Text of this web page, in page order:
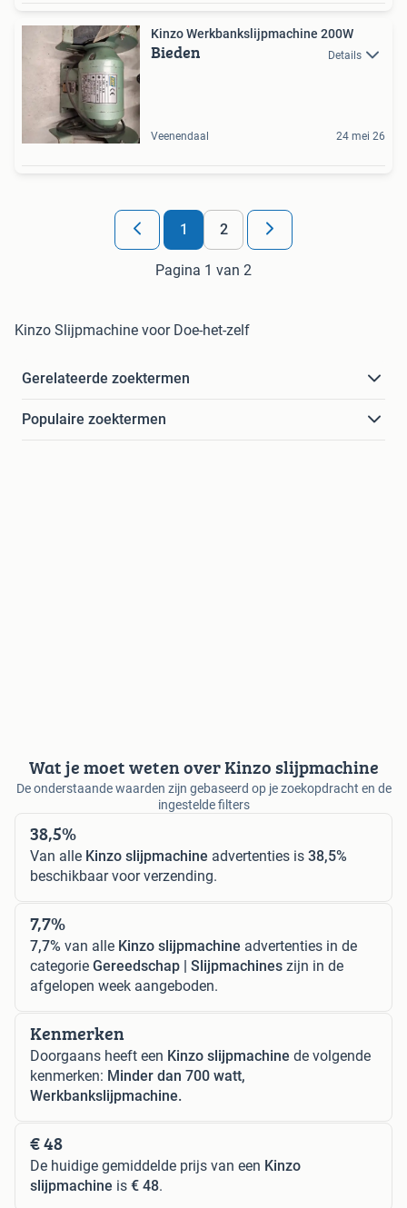
Kinzo Werkbankslijpmachine 200W
Bieden Details
Veenendaal 24 mei 26
1 2
Pagina 1 van 2
Kinzo Slijpmachine voor Doe-het-zelf
Gerelateerde zoektermen
Populaire zoektermen
Wat je moet weten over Kinzo slijpmachine
De onderstaande waarden zijn gebaseerd op je zoekopdracht en de
ingestelde filters
38,5%
Van alle Kinzo slijpmachine advertenties is 38,5%
beschikbaar voor verzending.
7,7%
7,7% van alle Kinzo slijpmachine advertenties in de
categorie Gereedschap | Slijpmachines zijn in de
afgelopen week aangeboden.
Kenmerken
Doorgaans heeft een Kinzo slijpmachine de volgende
kenmerken: Minder dan 700 watt,
Werkbankslijpmachine.
€ 48
De huidige gemiddelde prijs van een Kinzo
slijpmachine is € 48.